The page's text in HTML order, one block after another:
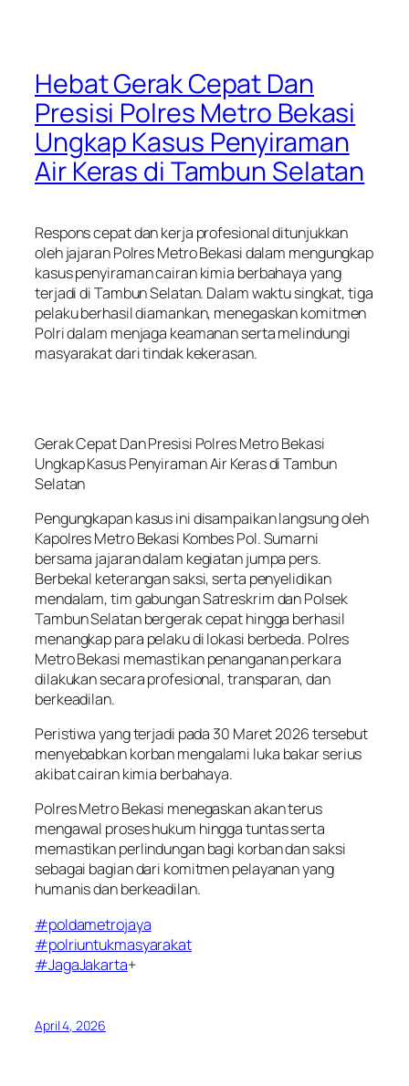
Hebat Gerak Cepat Dan
Presisi Polres Metro Bekasi
Ungkap Kasus Penyiraman
Air Keras di Tambun Selatan
Respons cepat dan kerja profesional ditunjukkan
oleh jajaran Polres Metro Bekasi dalam mengungkap
kasus penyiraman cairan kimia berbahaya yang
terjadi di Tambun Selatan. Dalam waktu singkat, tiga
pelaku berhasil diamankan, menegaskan komitmen
Polri dalam menjaga keamanan serta melindungi
masyarakat dari tindak kekerasan.
Gerak Cepat Dan Presisi Polres Metro Bekasi
Ungkap Kasus Penyiraman Air Keras di Tambun
Selatan
Pengungkapan kasus ini disampaikan langsung oleh
Kapolres Metro Bekasi Kombes Pol. Sumarni
bersama jajaran dalam kegiatan jumpa pers.
Berbekal keterangan saksi, serta penyelidikan
mendalam, tim gabungan Satreskrim dan Polsek
Tambun Selatan bergerak cepat hingga berhasil
menangkap para pelaku di lokasi berbeda. Polres
Metro Bekasi memastikan penanganan perkara
dilakukan secara profesional, transparan, dan
berkeadilan.
Peristiwa yang terjadi pada 30 Maret 2026 tersebut
menyebabkan korban mengalami luka bakar serius
akibat cairan kimia berbahaya.
Polres Metro Bekasi menegaskan akan terus
mengawal proses hukum hingga tuntas serta
memastikan perlindungan bagi korban dan saksi
sebagai bagian dari komitmen pelayanan yang
humanis dan berkeadilan.
#poldametrojaya
#polriuntukmasyarakat
#JagaJakarta+
April 4, 2026